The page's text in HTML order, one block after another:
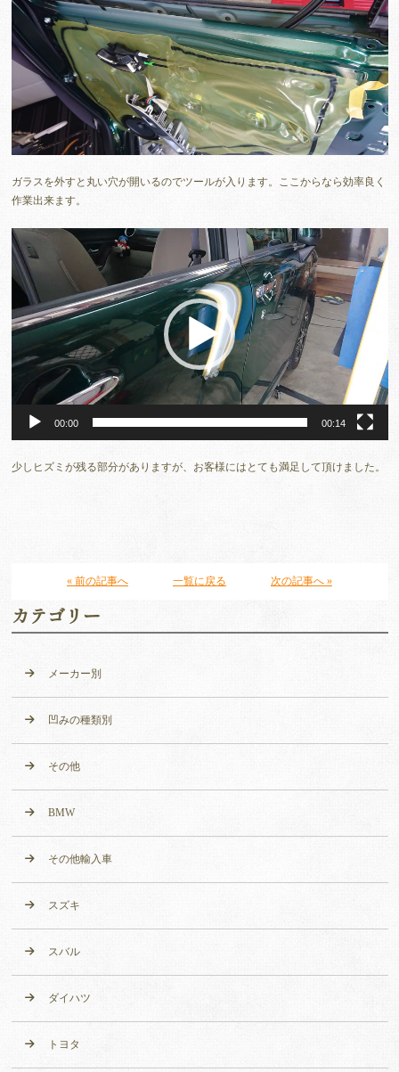
ガラスを外すと丸い穴が開いるのでツールが入ります。ここからなら効率良く
作業出来ます。
動
画
プ
ー
ヤ
00:00 00:14
少しヒズミが残る部分がありますが、お客様にはとても満足して頂けました。
« 前の記事へ 一覧に戻る 次の記事へ »
カテゴリー
メーカー別
凹みの種類別
その他
BMW
その他輸入車
スズキ
スバル
ダイハツ
トヨタ